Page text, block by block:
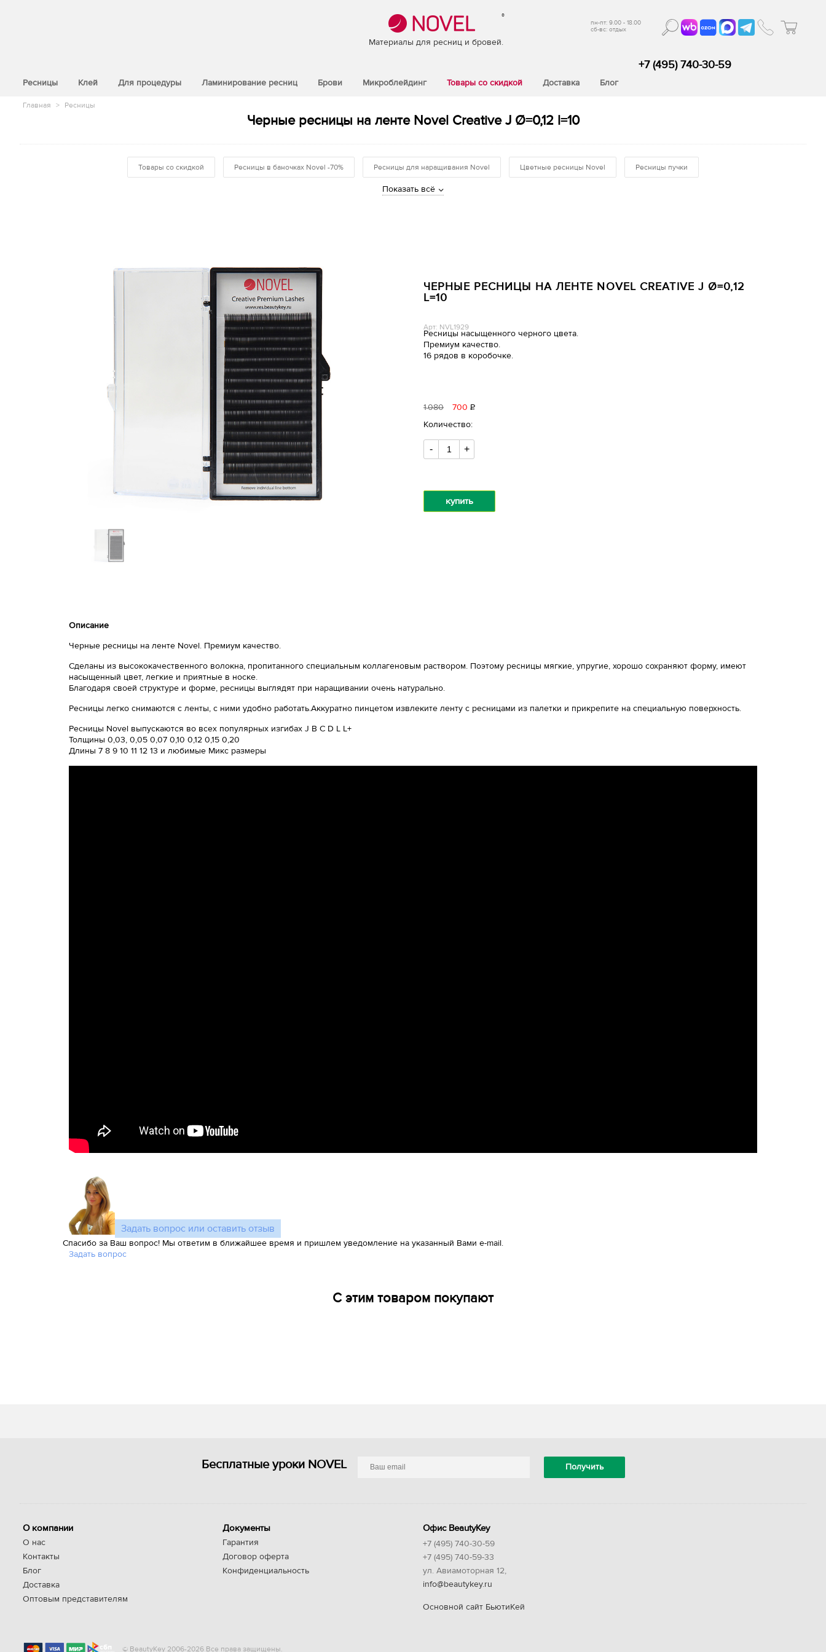
®
Материалы для ресниц и бровей.
пн-пт: 9.00 - 18.00
сб-вс: отдых
Ресницы Клей Для процедуры Ламинирование ресниц Брови Микроблейдинг Товары со скидкой Доставка Блог
+7 (495) 740-30-59
Главная > Ресницы
Черные ресницы на ленте Novel Creative J Ø=0,12 l=10
Товары со скидкой Ресницы в баночках Novel -70% Ресницы для наращивания Novel Цветные ресницы Novel Ресницы пучки
Показать всё
ЧЕРНЫЕ РЕСНИЦЫ НА ЛЕНТЕ NOVEL CREATIVE J Ø=0,12
L=10
Арт: NVL1929
Ресницы насыщенного черного цвета.
Премиум качество.
16 рядов в коробочке.
1080 700 Р
Количество:
- +
купить
Описание
Черные ресницы на ленте Novel. Премиум качество.
Сделаны из высококачественного волокна, пропитанного специальным коллагеновым раствором. Поэтому ресницы мягкие, упругие, хорошо сохраняют форму, имеют
насыщенный цвет, легкие и приятные в носке.
Благодаря своей структуре и форме, ресницы выглядят при наращивании очень натурально.
Ресницы легко снимаются с ленты, с ними удобно работать.Аккуратно пинцетом извлеките ленту с ресницами из палетки и прикрепите на специальную поверхность.
Ресницы Novel выпускаются во всех популярных изгибах J B C D L L+
Толщины 0,03, 0,05 0,07 0,10 0,12 0,15 0,20
Длины 7 8 9 10 11 12 13 и любимые Микс размеры
Задать вопрос или оставить отзыв
Спасибо за Ваш вопрос! Мы ответим в ближайшее время и пришлем уведомление на указанный Вами e-mail.
Задать вопрос
С этим товаром покупают
Бесплатные уроки NOVEL
О компании
О нас
Контакты
Блог
Доставка
Оптовым представителям
Документы
Гарантия
Договор оферта
Конфиденциальность
Офис BeautyKey
+7 (495) 740-30-59
+7 (495) 740-59-33
ул. Авиамоторная 12,
info@beautykey.ru
Основной сайт БьютиКей
© BeautyKey 2006-2026 Все права защищены.